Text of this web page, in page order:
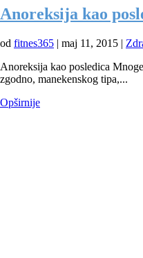
Anoreksija kao
od fitnes365 | maj 11, 2015 |
Anoreksija kao posledica
zgodno, manekenskog tipa,...
Opširnije